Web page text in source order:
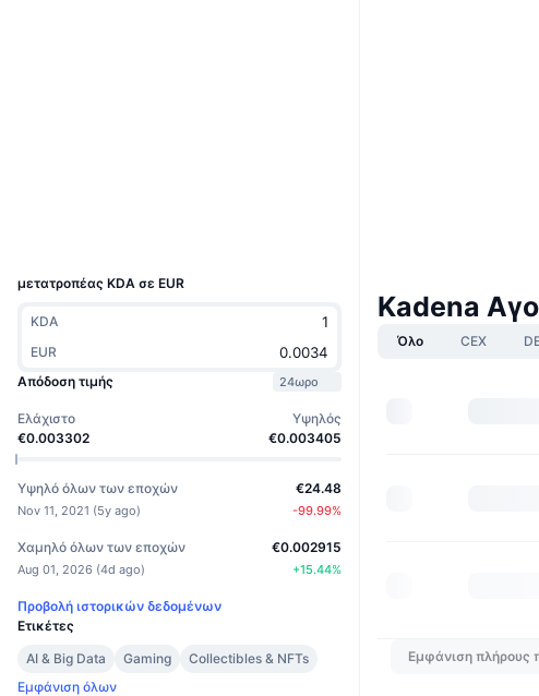
μετατροπέας KDA σε EUR
KDA
EUR
Απόδοση τιμής
24ωρο
Ελάχιστο
€0.003302
Υψηλός
€0.003405
Υψηλό όλων των εποχών
Nov 11, 2021 (5y ago)
€24.48
-99.99%
Χαμηλό όλων των εποχών
Aug 01, 2026 (4d ago)
€0.002915
+15.44%
Προβολή ιστορικών δεδομένων
Ετικέτες
AI & Big Data
Gaming
Collectibles & NFTs
Εμφάνιση όλων
Kadena
Όλο CEX
Εμφάνιση πλήρους